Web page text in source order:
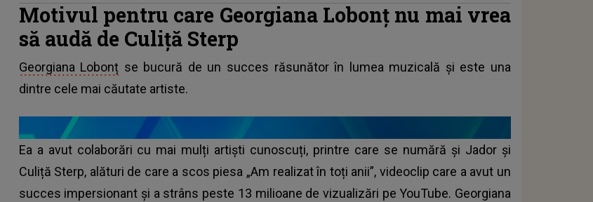
Motivul pentru care Georgiana Lobonț nu mai vrea
să audă de Culiță Sterp
Georgiana Lobonț se bucură de un succes răsunător în lumea muzicală și este una
dintre cele mai căutate artiste.
Ea a avut colaborări cu mai mulți artiști cunoscuți, printre care se numără și Jador și
Culiță Sterp, alături de care a scos piesa „Am realizat în toți anii”, videoclip care a avut un
succes impersionant și a strâns peste 13 milioane de vizualizări pe YouTube. Georgiana